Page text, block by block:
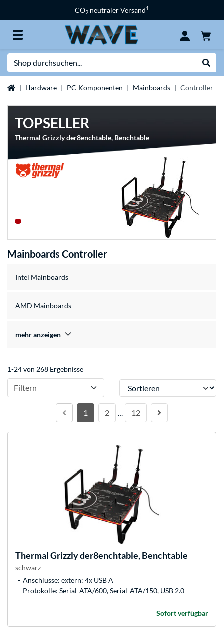
CO2 neutraler Versand1
StartseiteHardware PC-Komponenten Mainboards Controller
TOPSELLER
Thermal Grizzly der8enchtable, Benchtable
Mainboards Controller
Intel Mainboards
AMD Mainboards
mehr anzeigen
1-24 von 268 Ergebnisse
Filtern Sortieren
1 2 … 12
Thermal Grizzlyder8enchtable, Benchtable
schwarz
Anschlüsse: extern: 4x USB A
Protokolle: Serial-ATA/600, Serial-ATA/150, USB 2.0
Sofort verfügbar